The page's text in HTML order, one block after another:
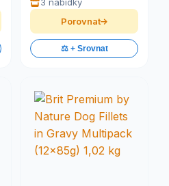
Porovnat
⚖️ + Srovnat